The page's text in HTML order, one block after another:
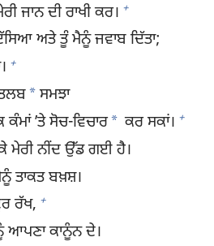
ਜਾਨ ਦੀ ਰਾਖੀ ਕਰ। +
ਅਤੇ ਤੂੰ ਮੈਨੂੰ ਜਵਾਬ ਦਿੱਤਾ;
+
*ਸਮਝਾ
ʼਤੇ ਸੋਚ-ਵਿਚਾਰ* ਕਰ ਸਕਾਂ। +
ਮੇਰੀ ਨੀਂਦ ਉੱਡ ਗਈ ਹੈ।
ਤਾਕਤ ਬਖ਼ਸ਼।
ਰੱਖ, +
ਆਪਣਾ ਕਾਨੂੰਨ ਦੇ।